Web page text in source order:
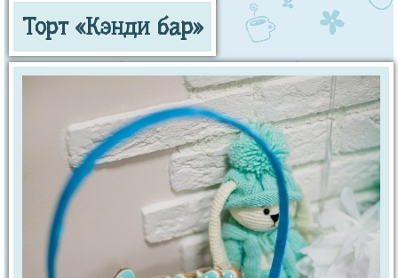
Торт «Кэнди бар»